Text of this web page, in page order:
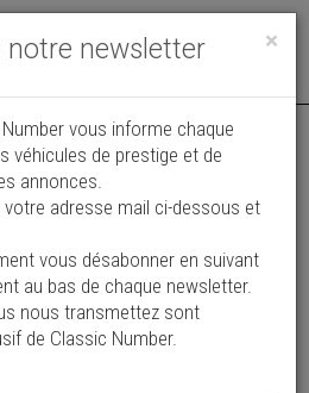
Toggle
vues par
de collectionneurs
une annonce
×
notre newsletter
vous informe chaque
véhicules de prestige et de
annonces.
votre adresse mail ci-dessous et
vous désabonner en suivant
au bas de chaque newsletter.
nous transmettez sont
de Classic Number.